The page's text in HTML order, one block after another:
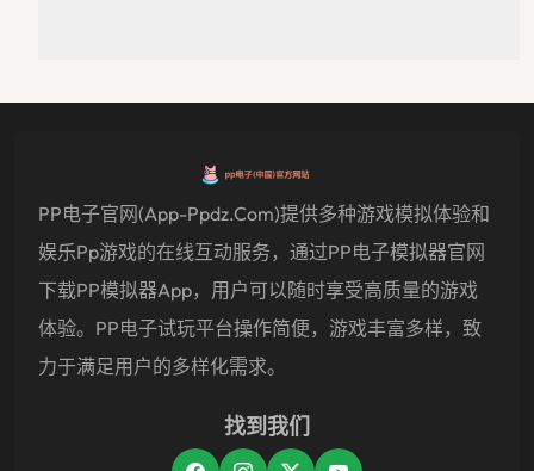
PP电子官网(app-Ppdz.com)提供多种游戏模拟体验和
娱乐pp游戏的在线互动服务，通过PP电子模拟器官网
下载PP模拟器app，用户可以随时享受高质量的游戏
体验。PP电子试玩平台操作简便，游戏丰富多样，致
力于满足用户的多样化需求。
找到我们